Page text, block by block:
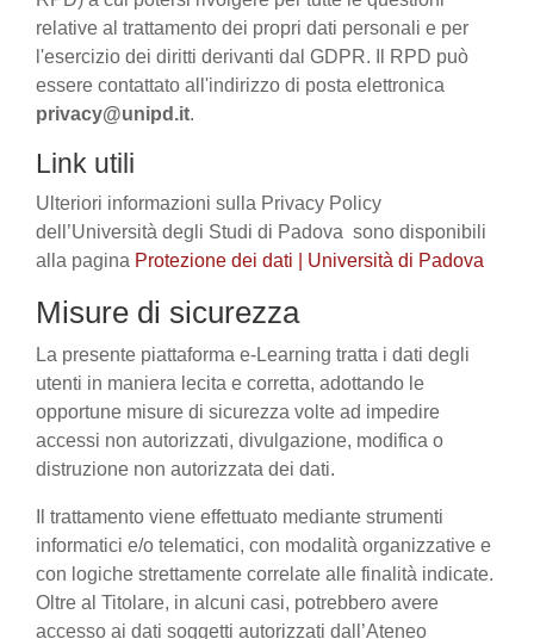
relative al trattamento dei propri dati personali e per
l'esercizio dei diritti derivanti dal GDPR. Il RPD può
essere contattato all'indirizzo di posta elettronica
privacy@unipd.it.
Link utili
Ulteriori informazioni sulla Privacy Policy
dell’Università degli Studi di Padova sono disponibili
alla pagina Protezione dei dati | Università di Padova
Misure di sicurezza
La presente piattaforma e-Learning tratta i dati degli
utenti in maniera lecita e corretta, adottando le
opportune misure di sicurezza volte ad impedire
accessi non autorizzati, divulgazione, modifica o
distruzione non autorizzata dei dati.
Il trattamento viene effettuato mediante strumenti
informatici e/o telematici, con modalità organizzative e
con logiche strettamente correlate alle finalità indicate.
Oltre al Titolare, in alcuni casi, potrebbero avere
accesso ai dati soggetti autorizzati dall’Ateneo